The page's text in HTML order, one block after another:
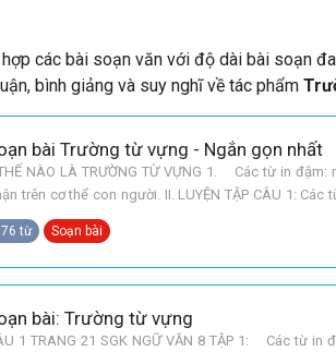
các bài soạn văn với độ dài bài soạn
bình giảng và suy nghĩ về tác phẩm
bài Trường từ vựng - Ngắn gọn nhất
NÀO LÀ TRƯỜNG TỪ VỰNG 1. Các từ in
trên cơ thể con người. II. LUYỆN TẬP CÂU 1:
chú, thím. CÂU 2: Tên trường từ vựng cho mỗi dãy
từ Soạn bài
bài: Trường từ vựng
1 TRANG 21 SGK NGỮ VĂN 8 TẬP 1: Các từ